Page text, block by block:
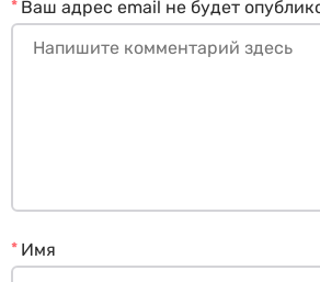
Ваш адрес email не будет
*
Имя
*